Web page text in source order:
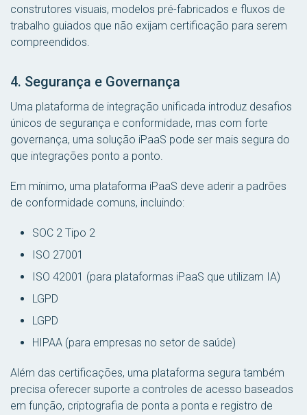
construtores visuais, modelos pré-fabricados e fluxos de
trabalho guiados que não exijam certificação para serem
compreendidos.
4. Segurança e Governança
Uma plataforma de integração unificada introduz desafios
únicos de segurança e conformidade, mas com forte
governança, uma solução iPaaS pode ser mais segura do
que integrações ponto a ponto.
Em mínimo, uma plataforma iPaaS deve aderir a padrões
de conformidade comuns, incluindo:
SOC 2 Tipo 2
ISO 27001
ISO 42001 (para plataformas iPaaS que utilizam IA)
LGPD
LGPD
HIPAA (para empresas no setor de saúde)
Além das certificações, uma plataforma segura também
precisa oferecer suporte a controles de acesso baseados
em função, criptografia de ponta a ponta e registro de